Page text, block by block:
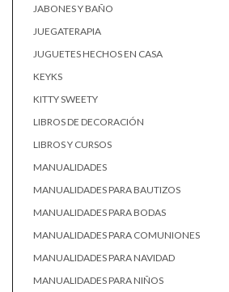
JABONES Y BAÑO
JUEGATERAPIA
JUGUETES HECHOS EN CASA
KEYKS
KITTY SWEETY
LIBROS DE DECORACIÓN
LIBROS Y CURSOS
MANUALIDADES
MANUALIDADES PARA BAUTIZOS
MANUALIDADES PARA BODAS
MANUALIDADES PARA COMUNIONES
MANUALIDADES PARA NAVIDAD
MANUALIDADES PARA NIÑOS